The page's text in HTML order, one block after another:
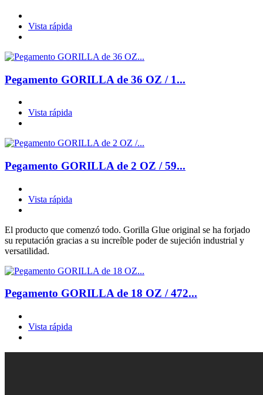
Vista rápida
Pegamento GORILLA de 36 OZ / 1...
Vista rápida
Pegamento GORILLA de 2 OZ / 59...
Vista rápida
El producto que comenzó todo. Gorilla Glue original se ha forjado
su reputación gracias a su increíble poder de sujeción industrial y
versatilidad.
Pegamento GORILLA de 18 OZ / 472...
Vista rápida